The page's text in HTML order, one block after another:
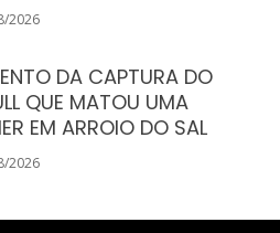
2026
DA CAPTURA DO
QUE MATOU UMA
EM ARROIO DO SAL
2026